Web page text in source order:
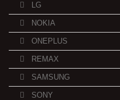
LG
NOKIA
ONEPLUS
REMAX
SAMSUNG
SONY